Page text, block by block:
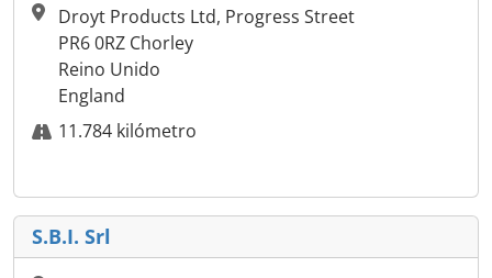
Droyt Products Ltd, Progress Street
PR6 0RZ Chorley
Reino Unido
England
11.784 kilómetro
S.B.I. Srl